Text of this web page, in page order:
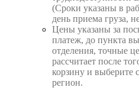
(Сроки указаны в
день приема груза,
Цены указаны за
платеж, до пункта
отделения, точные
рассчитает после
корзину и выберите
регион.